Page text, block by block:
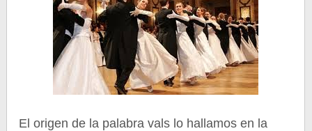
El origen de la palabra vals lo hallamos en la